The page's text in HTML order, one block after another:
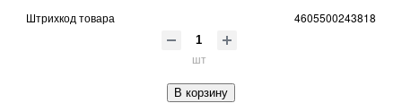
Штрихкод товара 4605500243818
шт
В корзину